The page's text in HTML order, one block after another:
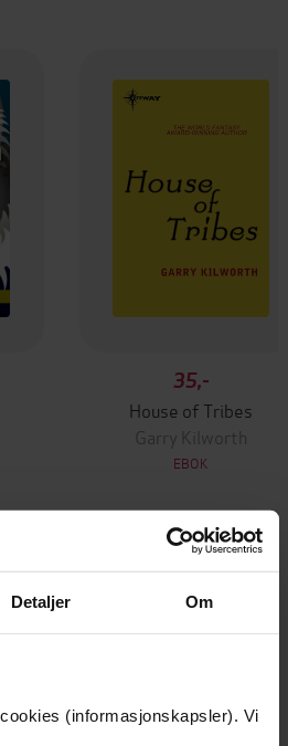
Detaljer Om
(informasjonskapsler). Vi
35,-
House of Tribes
Garry Kilworth
EBOK
kjøpt